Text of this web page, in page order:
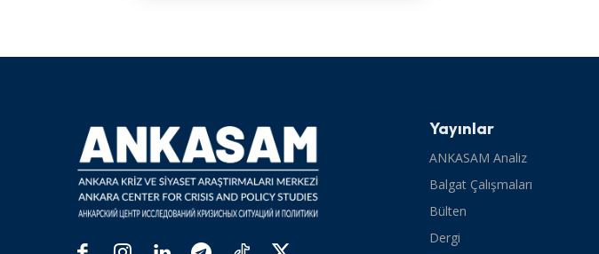
Yayınlar
ANKASAM Analiz
Balgat Çalışmaları
Bülten
Dergi